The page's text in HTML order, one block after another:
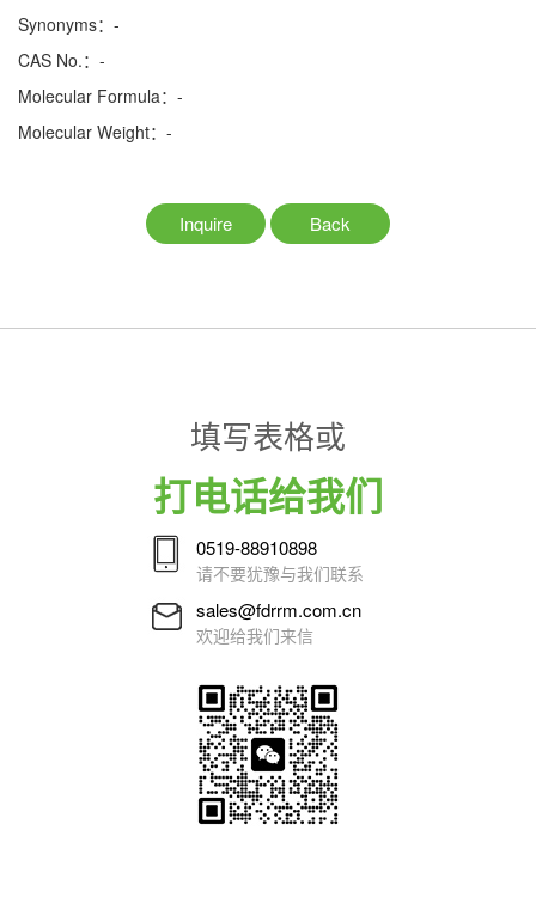
Synonyms：-
CAS No.：-
Molecular Formula：-
Molecular Weight：-
Inquire Back
填写表格或
打电话给我们
0519-88910898
请不要犹豫与我们联系
sales@fdrrm.com.cn
欢迎给我们来信